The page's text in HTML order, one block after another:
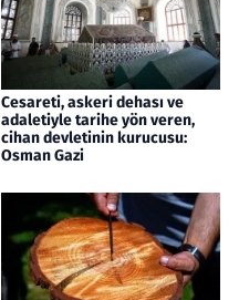
Cesareti, askeri dehası ve
adaletiyle tarihe yön veren,
cihan devletinin kurucusu:
Osman Gazi